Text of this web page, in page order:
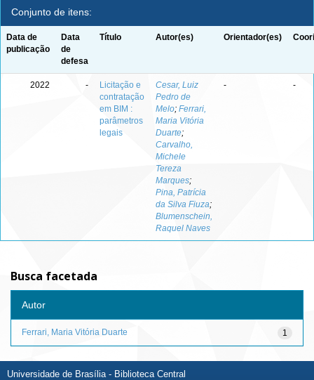
Conjunto de itens:
Data de
publicação
Data
de
defesa
Título Autor(es) Orientador(es)
2022 -
Licitação e
contratação
em BIM :
parâmetros
legais
Cesar, Luiz
Pedro de
Melo; Ferrari,
Maria Vitória
Duarte;
Carvalho,
Michele
Tereza
Marques;
Pina, Patrícia
da Silva Fiuza;
Blumenschein,
Raquel Naves
- -
Busca facetada
Autor
1
Ferrari, Maria Vitória Duarte
Universidade de Brasília - Biblioteca Central